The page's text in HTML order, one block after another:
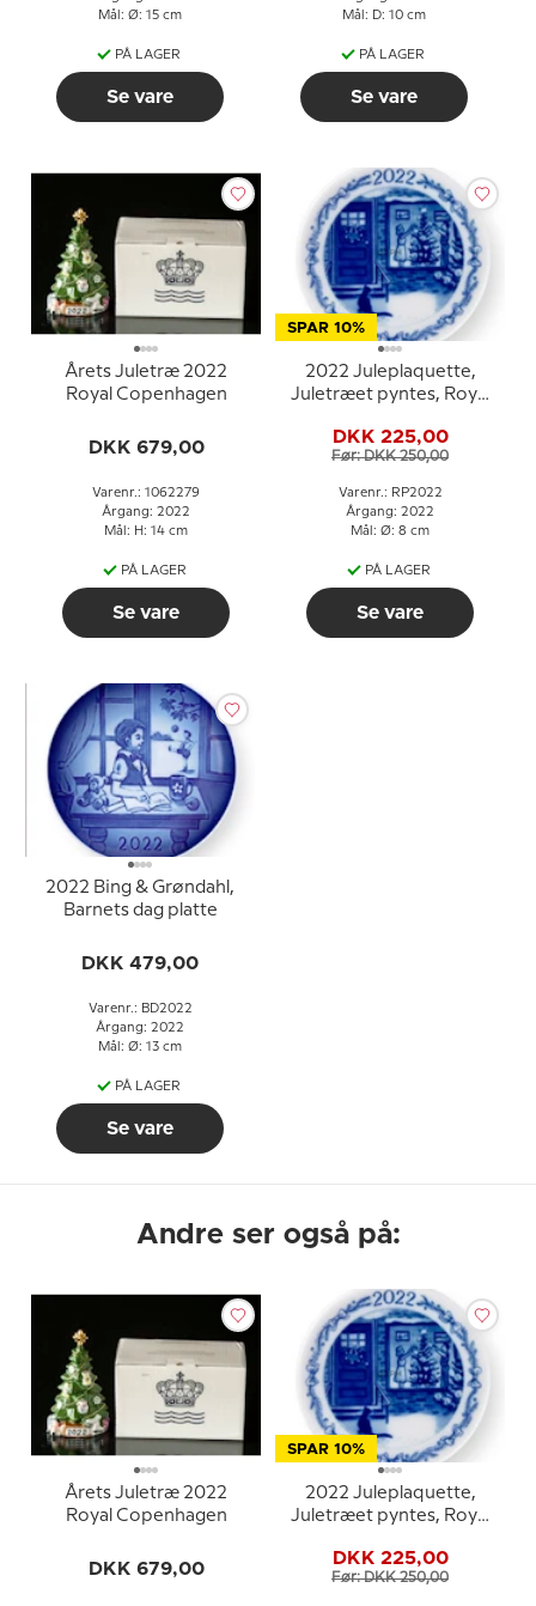
Mål: Ø: 15 cm
PÅ LAGER
Se vare
Mål: D: 10 cm
PÅ LAGER
Se vare
Årets Juletræ 2022
Royal Copenhagen
DKK 679,00
Varenr.: 1062279
Årgang: 2022
Mål: H: 14 cm
PÅ LAGER
Se vare
SPAR 10%
2022 Juleplaquette,
Juletræet pyntes, Royal
DKK 225,00
Før: DKK 250,00
Varenr.: RP2022
Årgang: 2022
Mål: Ø: 8 cm
PÅ LAGER
Se vare
2022 Bing & Grøndahl,
Barnets dag platte
DKK 479,00
Varenr.: BD2022
Årgang: 2022
Mål: Ø: 13 cm
PÅ LAGER
Se vare
Andre ser også på:
Årets Juletræ 2022
Royal Copenhagen
DKK 679,00
SPAR 10%
2022 Juleplaquette,
Juletræet pyntes, Royal
DKK 225,00
Før: DKK 250,00